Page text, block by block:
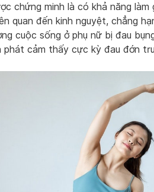
chứng minh là có khả năng làm
quan đến kinh nguyệt, chẳng
cuộc sống ở phụ nữ bị đau
phát cảm thấy cực kỳ đau đớn